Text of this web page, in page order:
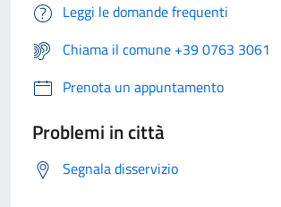
Leggi le domande frequenti
Chiama il comune +39 0763 3061
Prenota un appuntamento
Problemi in città
Segnala disservizio